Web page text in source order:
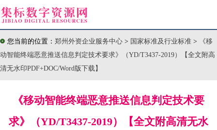
您当前的位置： 郑州外资企业服务中心 > 国家标准及行业标准 >
《移
动智能终端恶意推送信息判定技术要求》（YD/T3437-2019）【全文附高
清无水印PDF+DOC/Word版下载】
《移动智能终端恶意推送信息判定技术要
求》（YD/T3437-2019）【全文附高清无水